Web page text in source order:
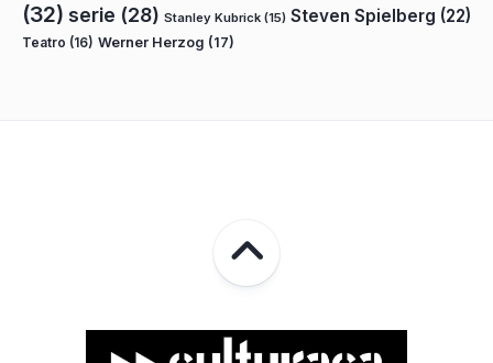
(32) serie (28) Stanley Kubrick (15) Steven Spielberg (22)
Teatro (16) Werner Herzog (17)